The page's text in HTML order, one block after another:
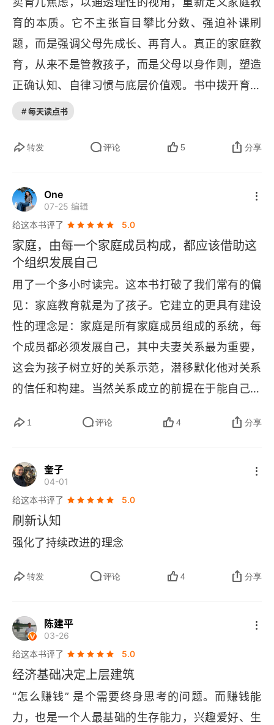
无限游戏，其核心不是阶段性胜负，而是持续成长
进步。这意味着家庭教育的目标不是追求某次考试
的成功，而是培养终身成长的能力，让成长成为贯
穿一生的命题，这种视角打破了短视的教育功利
性，回归教育的长远价值。4. 以生产为核心的教育
观：书中强调好的家庭教育是以生产为核心的教
优秀的生产者。这里的生产不仅是物质创造，更是
孩子的生产力，成为真正的发展论者，让教育回归
创造价值的本质。三、成年人的觉醒：重塑自我，
赋能成长《好的家庭教育》对成年人的启发，远不
止于教育孩子的方法，更是一场关于自我重塑的觉
醒。1. 先育己，再育儿：书中反复强调家长是家庭
教育的第一责任人，这倒逼成年人完成角色认知的
蜕变。我们不能再以教育者的姿态居高临下，而要
以学习者的身份率先成长。家长的言行是孩子最生
动的教材，邋遢的父母养不出整洁的孩子，沉迷手
机的父母也难以培养专注的孩子。唯有家长主动迭
成为一场共同成长的旅程。2. 摒弃短视，拥抱长期
跳出阶段性胜负的陷阱，用无限游戏的思维看待教
育与人生。家庭教育的目标不是让孩子赢在起跑
成年人的生活中，意味着我们要放下对短期利益的
执念，在工作、学习中聚焦长期价值，以持续进步
的姿态应对人生的不确定性。3. 重构价值认知，践
标准，而是以创造价值为核心追求。这种思维转
变，让成年人重新定义成功 —— 不是拥有多少资
源，而是能创造多少价值。在工作中主动担当，在
生活中创造价值，这种生产者思维不仅能赋能家庭
教育，更能让成年人在自我实现中找到人生的意
夫负责策略、妻子负责执行与日常，有时后果却由
妻子和孩子共同承担，这违反了 “谁承担后果谁做
决策” 的第一原则，而丈夫坚持主导则源于 “判断力
最强者决策” 的原则，但忽略了执行成本与责任分
担，这就使得问题看似是情绪冲突，实则是结构设
计问题。  这套方法真正的价值，在于它把 “谁更焦
虑、谁更有判断力、谁做得不够” 这些表面问题，
而可以进一步固化为一个可执行的家庭决策协议：
在每个重要决策前，先确认后果承担（短期与长期
由谁承担）、执行责任（谁执行、是否具备能
力）、决策权（是否与承担一致，若不一致是否授
权），并遵循一个关键原则 ——“不承担后果的
人，不拥有最终决策权”。
育的本质。它不主张盲目攀比分数、强迫补课刷
题，而是强调父母先成长、再育人。真正的家庭教
育，从来不是管教孩子，而是父母以身作则，塑造
正确认知、自律习惯与底层价值观。书中拨开育儿
乱象的迷雾，厘清亲子相处、习惯培养、财富认
是给孩子稳定的底气、独立的人格和终身成长的能
松弛的家庭氛围，才是孩子一生最大的底气。好的
家庭教育，不是塑造完美孩子，而是先成为清醒自
律的父母。
# 每天读点书
转发 评论 5 分享
One
07-25 编辑
给这本书评了
5.0
家庭，由每一个家庭成员构成，都应该借助这
个组织发展自己
用了一个多小时读完。这本书打破了我们常有的偏
见：家庭教育就是为了孩子。它建立的更具有建设
性的理念是：家庭是所有家庭成员组成的系统，每
个成员都必须发展自己，其中夫妻关系最为重要，
这会为孩子树立好的关系示范，潜移默化他对关系
的信任和构建。当然关系成立的前提在于能自己照
小培养孩子的，从产权观念，到对资源有限、困境
比如不给孩子除了必要物质条件更多的物质，对待
满足，同时用 “需要” 来替代 “想要”，比如他想要
恐龙模型，你可以给他介绍恐龙知识的书，“需要”
要”，正确对待它们，即我们满足足够的需要，不追
单”、“专注” 这些帮助我们发展的品质。而追求发
展是一个家庭最重要的价值观，书中的词是 “痴迷
于改进”。这种价值观我们还需要有意识地传承，家
庭才会更加发展壮大。我们也会借这个视角看见真
正的长远，从而更好地发展自己，而不是追求他人
所谓的正确和应该。总之这本书应该让每个人看
1 评论 4 分享
奎子
04-01
给这本书评了
5.0
刷新认知
强化了持续改进的理念
转发 评论 4 分享
陈建平
03-26
给这本书评了
5.0
经济基础决定上层建筑
“怎么赚钱” 是个需要终身思考的问题。而赚钱能
力，也是一个人最基础的生存能力，兴趣爱好、生